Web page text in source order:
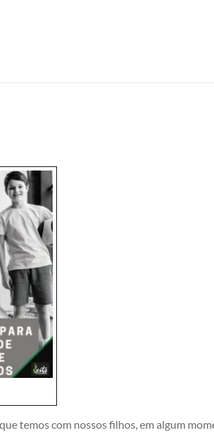
temos com nossos filhos, em algum